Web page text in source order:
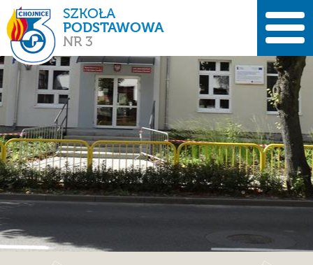
SZKOŁA
PODSTAWOWA
NR 3